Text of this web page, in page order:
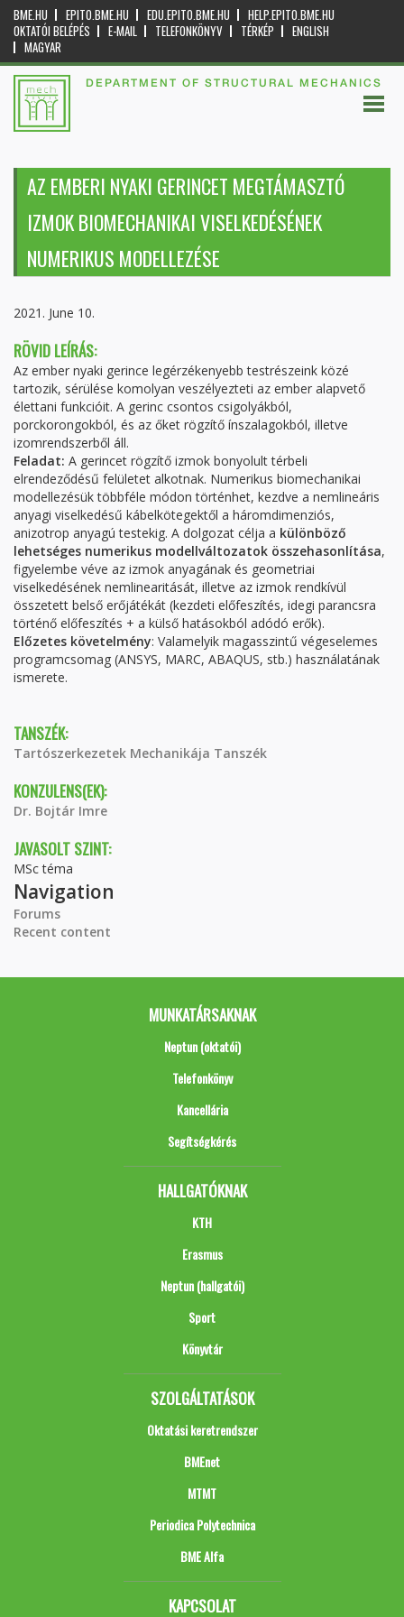
BME.HU EPITO.BME.HU EDU.EPITO.BME.HU
HELP.EPITO.BME.HU
OKTATÓI BELÉPÉS
E-MAIL TELEFONKÖNYV TÉRKÉP
ENGLISH
MAGYAR
DEPARTMENT OF STRUCTURAL MECHANICS
AZ EMBERI NYAKI GERINCET MEGTÁMASZTÓ
IZMOK BIOMECHANIKAI VISELKEDÉSÉNEK
NUMERIKUS MODELLEZÉSE
2021. June 10.
RÖVID LEÍRÁS:
Az ember nyaki gerince legérzékenyebb testrészeink közé
tartozik, sérülése komolyan veszélyezteti az ember alapvető
élettani funkcióit. A gerinc csontos csigolyákból,
porckorongokból, és az őket rögzítő ínszalagokból, illetve
izomrendszerből áll.
Feladat: A gerincet rögzítő izmok bonyolult térbeli
elrendeződésű felületet alkotnak. Numerikus biomechanikai
modellezésük többféle módon történhet, kezdve a nemlineáris
anyagi viselkedésű kábelkötegektől a háromdimenziós,
anizotrop anyagú testekig. A dolgozat célja a különböző
lehetséges numerikus modellváltozatok összehasonlítása,
figyelembe véve az izmok anyagának és geometriai
viselkedésének nemlinearitását, illetve az izmok rendkívül
összetett belső erőjátékát (kezdeti előfeszítés, idegi parancsra
történő előfeszítés + a külső hatásokból adódó erők).
Előzetes követelmény: Valamelyik magasszintű végeselemes
programcsomag (ANSYS, MARC, ABAQUS, stb.) használatának
ismerete.
TANSZÉK:
Tartószerkezetek Mechanikája Tanszék
KONZULENS(EK):
Dr. Bojtár Imre
JAVASOLT SZINT:
MSc téma
Navigation
Forums
Recent content
MUNKATÁRSAKNAK
Neptun (oktatói)
Telefonkönyv
Kancellária
Segítségkérés
HALLGATÓKNAK
KTH
Erasmus
Neptun (hallgatói)
Sport
Könyvtár
SZOLGÁLTATÁSOK
Oktatási keretrendszer
BMEnet
MTMT
Periodica Polytechnica
BME Alfa
KAPCSOLAT